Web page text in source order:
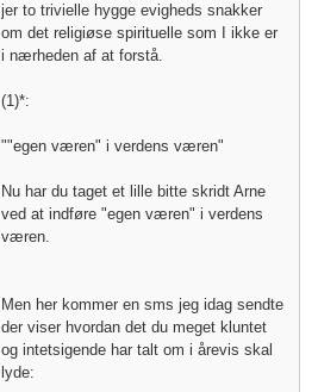
jer to trivielle hygge evigheds snakker
om det religiøse spirituelle som I ikke er
i nærheden af at forstå.
(1)*:
""egen væren" i verdens væren"
Nu har du taget et lille bitte skridt Arne
ved at indføre "egen væren" i verdens
væren.
Men her kommer en sms jeg idag sendte
der viser hvordan det du meget kluntet
og intetsigende har talt om i årevis skal
lyde: